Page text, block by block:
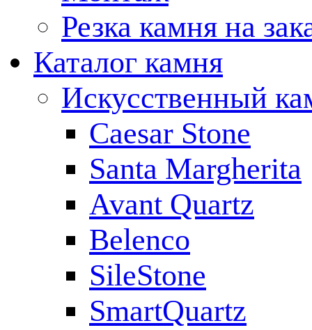
Резка камня на
Каталог камня
Искусственный
Caesar Stone
Santa Margherita
Avant Quartz
Belenco
SileStone
SmartQuartz